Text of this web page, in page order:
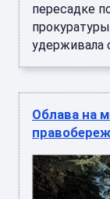
пересадке
удерживала
Облава на